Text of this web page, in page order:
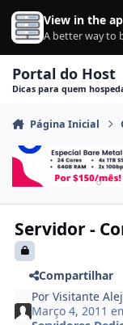
Ir para conteúdo
View in the
A better way to
Portal do Host
Dicas para quem
Página Inicial
Servidor -
Compartilhar
PorVisitante
Março 4, 2011